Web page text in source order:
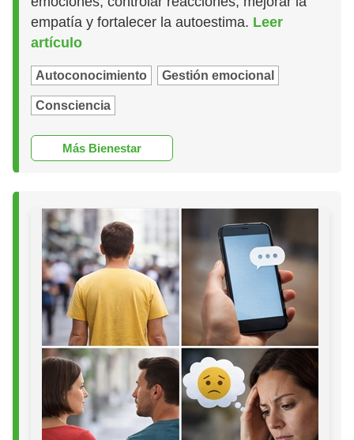
empatía y fortalecer la autoestima. Leer
artículo
Autoconocimiento Gestión emocional
Consciencia
Más Bienestar